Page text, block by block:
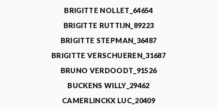
BRIGITTE NOLLET_64654
BRIGITTE RUTTIJN_89223
BRIGITTE STEPMAN_36487
BRIGITTE VERSCHUEREN_31687
BRUNO VERDOODT_91526
BUCKENS WILLY_29462
CAMERLINCKX LUC_20409